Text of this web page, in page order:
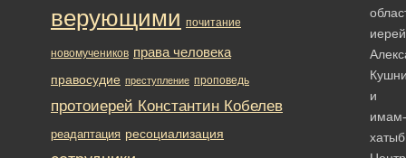
иерей
и
имам-
хатыб
верующими почитание
новомучеников права человека
правосудие преступление проповедь
протоиерей Константин Кобелев
реадаптация ресоциализация